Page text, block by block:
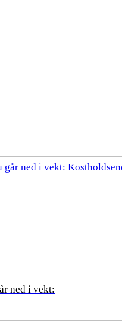
ned i vekt: